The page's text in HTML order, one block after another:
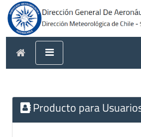
Producto para